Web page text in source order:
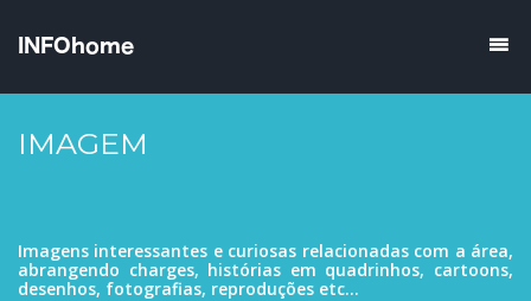
IMAGEM
Imagens interessantes e curiosas relacionadas com a área,
abrangendo charges, histórias em quadrinhos, cartoons,
desenhos, fotografias, reproduções etc...